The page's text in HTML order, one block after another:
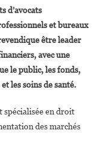
Ans,promue
Associée
Senior
Chez
GSK
d’avocats
et bureaux
être leader
avec une
le public, les fonds,
les soins de santé.
spécialisée en droit
des marchés